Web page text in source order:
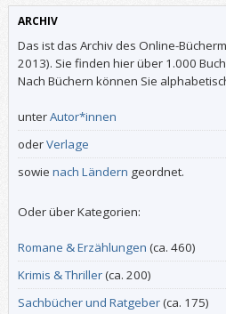
ARCHIV
Das ist das Archiv des Online-
2013). Sie finden hier über 1.000
Nach Büchern können Sie
unterAutor*innen
oderVerlage
sowie nach Ländern geordnet.
Oder über Kategorien:
Romane & Erzählungen (ca. 460)
Krimis & Thriller(ca. 200)
Sachbücher und Ratgeber(ca. 175)